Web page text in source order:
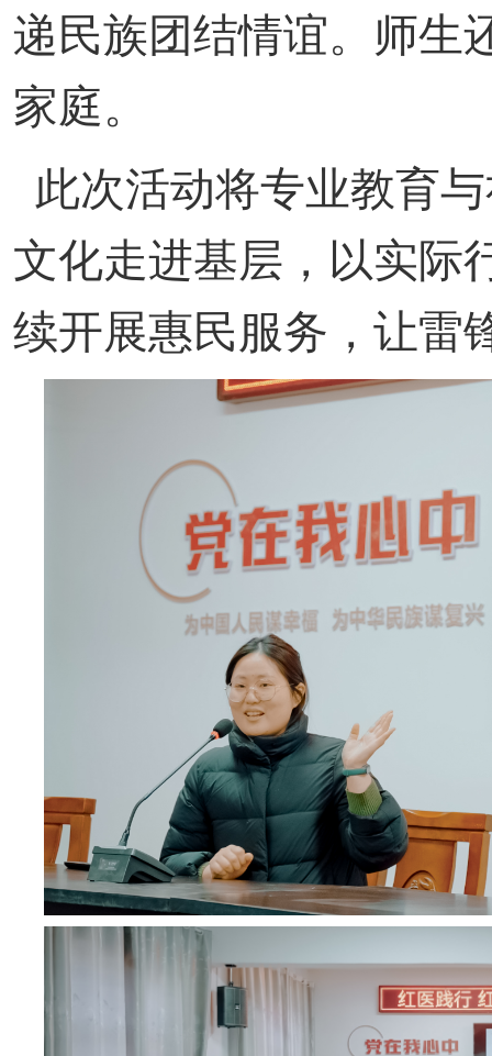
递民族团结情谊。师生
家庭。
此次活动将专业教育
文化走进基层，以实际
续开展惠民服务，让雷